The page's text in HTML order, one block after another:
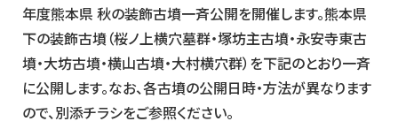
年度熊本県 秋の装飾古墳一斉公開を開催します。熊本県
下の装飾古墳（桜ノ上横穴墓群・塚坊主古墳・永安寺東古
墳・大坊古墳・横山古墳・大村横穴群）を下記のとおり一斉
に公開します。なお、各古墳の公開日時・方法が異なります
ので、別添チラシをご参照ください。